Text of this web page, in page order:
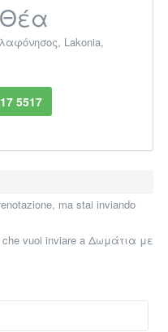
, Lakonia,
5517
ma stai inviando
che vuoi inviare a Δωμάτια με